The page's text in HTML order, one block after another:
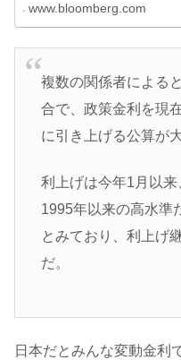
www.bloomberg.com
複数の関係者による
合で、政策金利を現
に引き上げる公算が
利上げは今年1月以
1995年以来の高水準
とみており、利上げ
だ。
日本だとみんな変動金利